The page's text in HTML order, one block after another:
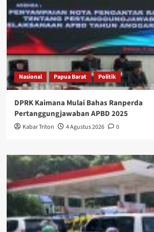
Nasional Papua Barat Politik
DPRK Kaimana Mulai Bahas Ranperda
Pertanggungjawaban APBD 2025
Kabar Triton 4 Agustus 2026 0